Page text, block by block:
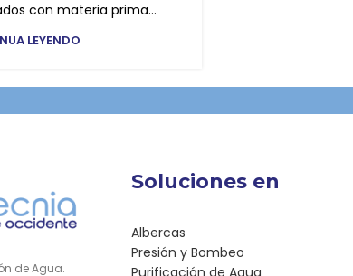
con materia prima...
LEYENDO
de Agua.
Soluciones en
Albercas
Presión y Bombeo
Purificación de Agua